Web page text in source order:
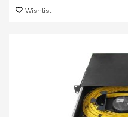
Wishlist